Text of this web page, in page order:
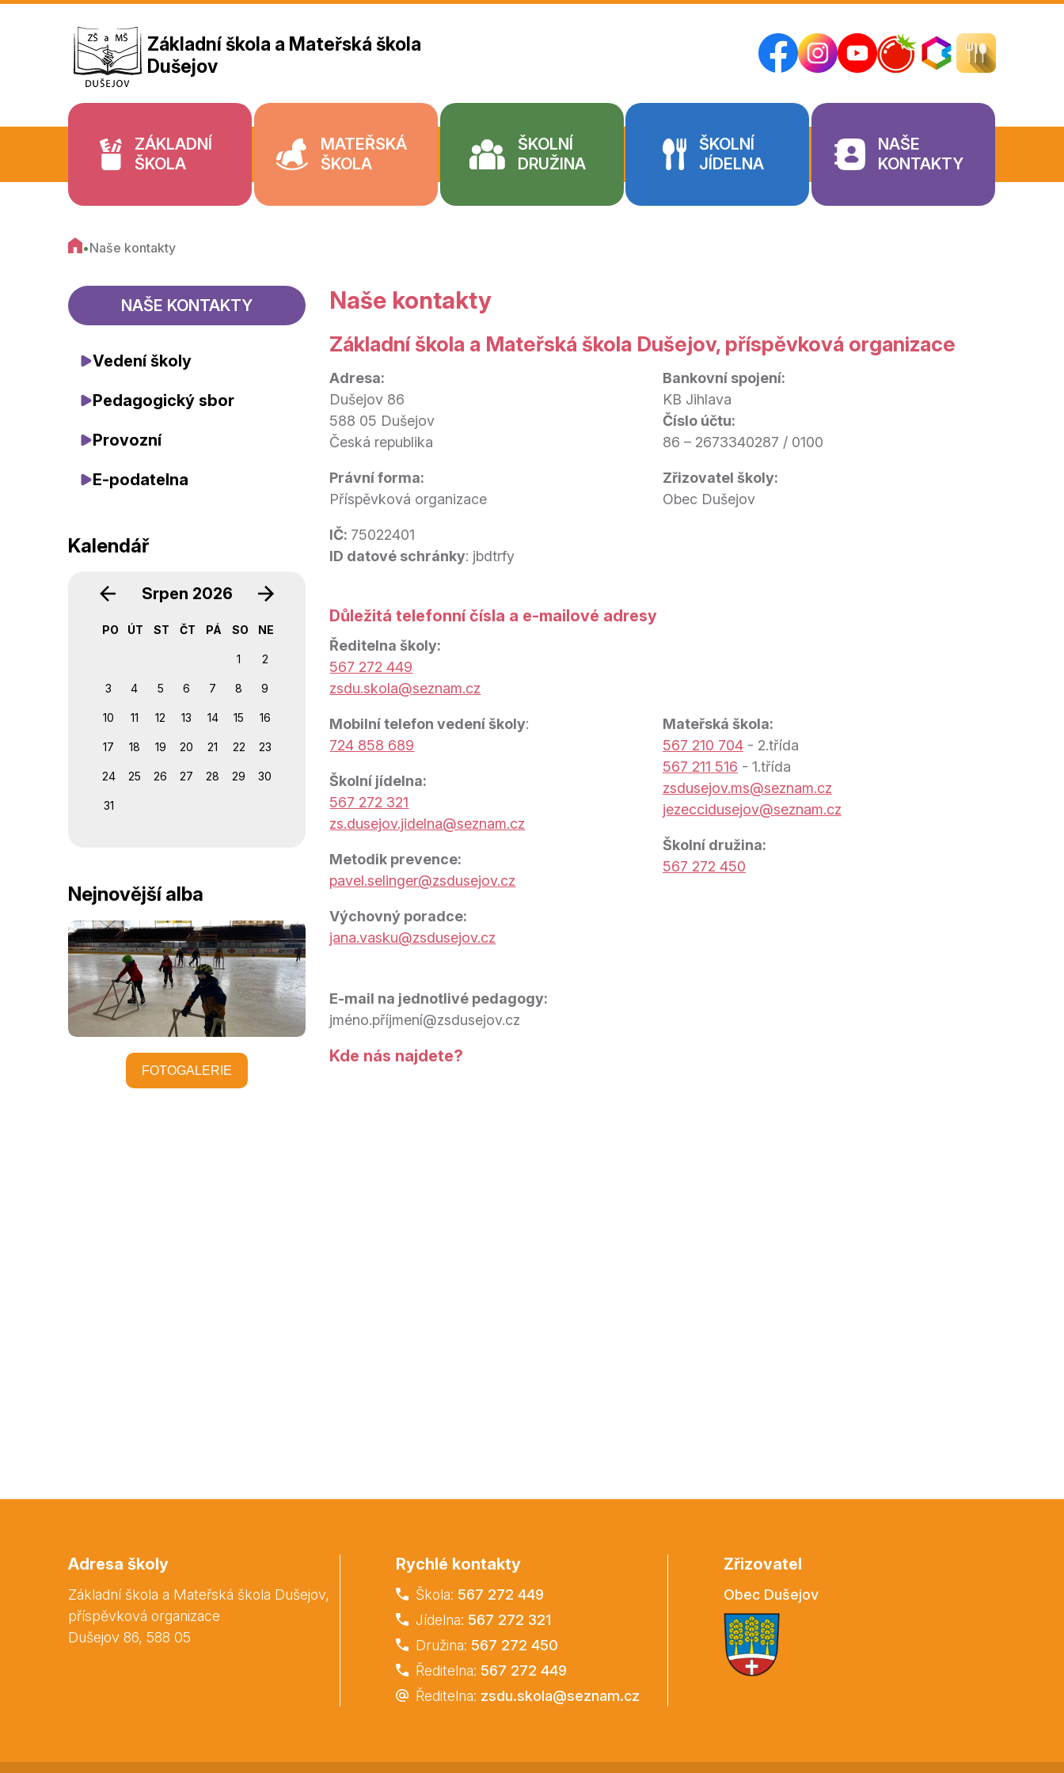
Základní škola a Mateřská škola
Dušejov
ZÁKLADNÍ
ŠKOLA
MATEŘSKÁ
ŠKOLA
ŠKOLNÍ
DRUŽINA
ŠKOLNÍ
JÍDELNA
NAŠE
KONTAKTY
•Naše kontakty
Naše kontakty
Základní škola a Mateřská škola Dušejov, příspěvková organizace
Adresa:
Dušejov 86
588 05 Dušejov
Česká republika
Právní forma:
Příspěvková organizace
IČ: 75022401
ID datové schránky: jbdtrfy
Bankovní spojení:
KB Jihlava
Číslo účtu:
86 – 2673340287 / 0100
Zřizovatel školy:
Obec Dušejov
Důležitá telefonní čísla a e-mailové adresy
Ředitelna školy:
567 272 449
zsdu.skola@seznam.cz
Mobilní telefon vedení školy:
724 858 689
Školní jídelna:
567 272 321
zs.dusejov.jidelna@seznam.cz
Metodik prevence:
pavel.selinger@zsdusejov.cz
Výchovný poradce:
jana.vasku@zsdusejov.cz
Mateřská škola:
567 210 704- 2.třída
567 211 516 - 1.třída
zsdusejov.ms@seznam.cz
jezeccidusejov@seznam.cz
Školní družina:
567 272 450
E-mail na jednotlivé pedagogy:
jméno.příjmení@zsdusejov.cz
Kde nás najdete?
NAŠE KONTAKTY
Vedení školy
Pedagogický sbor
Provozní
E-podatelna
Kalendář
Srpen 2026
PO ÚT ST ČT PÁ SO NE
1 2
3 4 5 6 7 8 9
10 11 12 13 14 15 16
17 18 19 20 21 22 23
24 25 26 27 28 29 30
31
Nejnovější alba
FOTOGALERIE
Adresa školy
Základní škola a Mateřská škola Dušejov,
příspěvková organizace
Dušejov 86, 588 05
Rychlé kontakty
Škola: 567 272 449
Jídelna: 567 272 321
Družina: 567 272 450
Ředitelna: 567 272 449
Ředitelna: zsdu.skola@seznam.cz
Zřizovatel
Obec Dušejov